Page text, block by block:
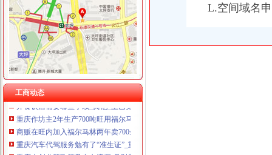
工商动态
1029__重庆公司执照代办|重庆公司注册代办_重庆齐齐会计代账公司
成都女子做祛斑手术一周后发红起痘(图)_时尚滚动_南方网
商贩在旺内加入福马林两年卖700余吨[图]_中国网
重庆批微型企业执照月底发放-中网资讯中心
食品安全再响钟福尔马林制作旺_今日头条_盛生网
重庆作坊产大量福尔马林旺两年卖700吨_今日惠州网
成都一整形未拿执照“试营业”女生做祛斑手术后脸红起痘--成都
开餐饮店需要哪些手续_其他_土巴兔问吧
重庆作坊主2年生产700吨旺用福尔马林（图）-新闻-加拿大华人
商贩在旺内加入福尔马林两年卖700余吨_渠道看_渠人大本营_
重庆汽车代驾服务勉有了“准生证”_重庆频道_凤凰网
重庆大创业新政策及申办流程-希财新金融
L.空间域名